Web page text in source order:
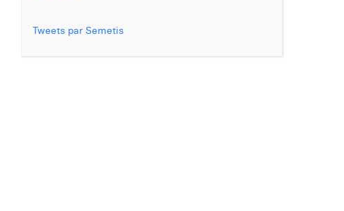
Tweets par Semetis